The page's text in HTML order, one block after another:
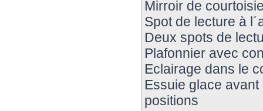
Mirroir de
Spot de lecture à
Deux spots de
Plafonnier avec
Eclairage dans le
Essuie glace
positions